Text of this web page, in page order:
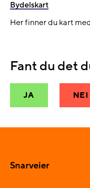
Bydelskart
Her finner du kart
Fant du det
JA NEI
Snarveier